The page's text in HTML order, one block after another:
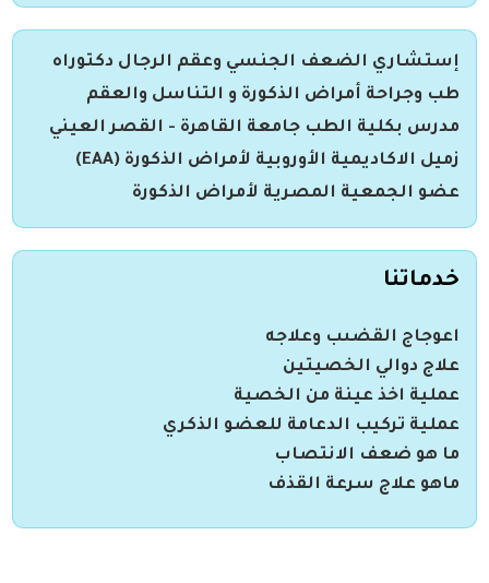
إستشاري الضعف الجنسي وعقم الرجال دكتوراه
طب وجراحة أمراض الذكورة و التناسل والعقم
مدرس بكلية الطب جامعة القاهرة - القصر العيني
زميل الاكاديمية الأوروبية لأمراض الذكورة (EAA)
عضو الجمعية المصرية لأمراض الذكورة
خدماتنا
اعوجاج القضىب وعلاجه
علاج دوالي الخصيتين
عملية اخذ عينة من الخصية
عملية تركيب الدعامة للعضو الذكري
ما هو ضعف الانتصاب
ماهو علاج سرعة القذف